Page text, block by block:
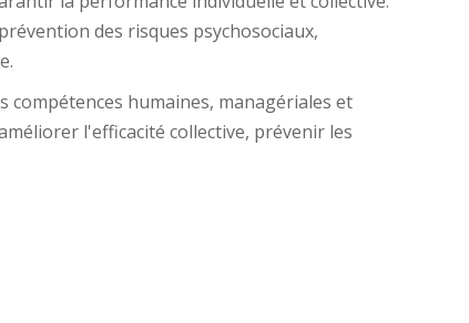
des risques psychosociaux,
humaines, managériales et
l'efficacité collective, prévenir les